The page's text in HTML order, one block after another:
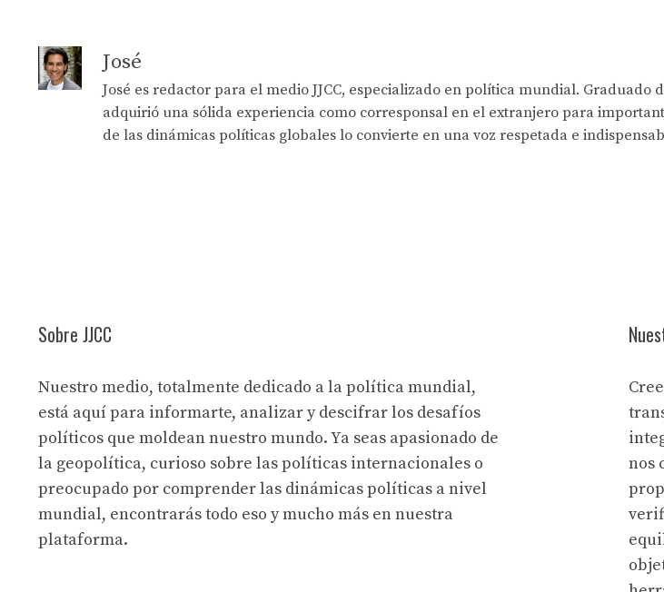
José
José es redactor para el medio JJCC, especializado en política mundial. Graduado
adquirió una sólida experiencia como corresponsal en el extranjero para
de las dinámicas políticas globales lo convierte en una voz respetada e
Sobre JJCC
Nuestro medio, totalmente dedicado a la política mundial,
está aquí para informarte, analizar y descifrar los desafíos
políticos que moldean nuestro mundo. Ya seas apasionado de
la geopolítica, curioso sobre las políticas internacionales o
preocupado por comprender las dinámicas políticas a nivel
mundial, encontrarás todo eso y mucho más en nuestra
plataforma.
nos